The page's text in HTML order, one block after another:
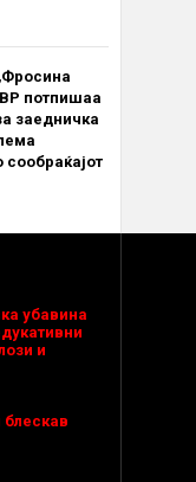
потпишаа
заедничка
сообраќајот
убавина
и
блескав